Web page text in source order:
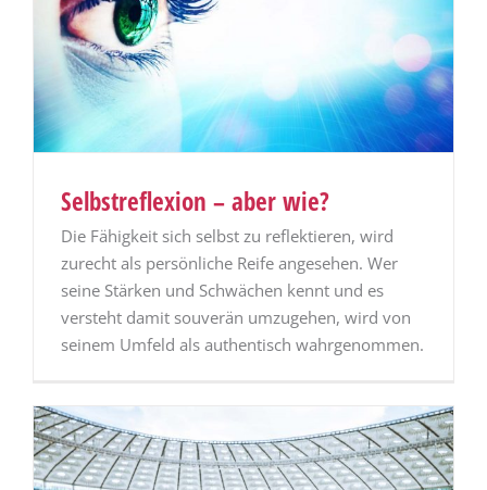
Selbstreflexion – aber wie?
Die Fähigkeit sich selbst zu reflektieren, wird
zurecht als persönliche Reife angesehen. Wer
seine Stärken und Schwächen kennt und es
versteht damit souverän umzugehen, wird von
seinem Umfeld als authentisch wahrgenommen.